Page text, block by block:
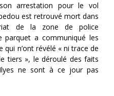
arrestation pour le vol
est retrouvé mort dans
de la zone de police
parquet a communiqué les
qui n’ont révélé « ni trace de
tiers », le déroulé des faits
ne sont à ce jour pas